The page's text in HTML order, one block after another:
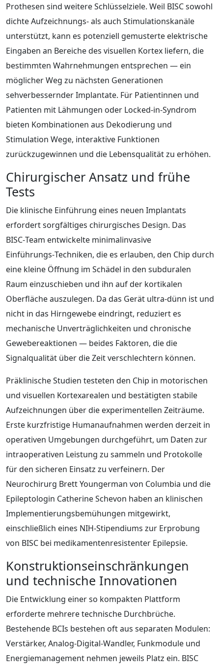
Prothesen sind weitere Schlüsselziele. Weil BISC sowohl
dichte Aufzeichnungs‑ als auch Stimulationskanäle
unterstützt, kann es potenziell gemusterte elektrische
Eingaben an Bereiche des visuellen Kortex liefern, die
bestimmten Wahrnehmungen entsprechen — ein
möglicher Weg zu nächsten Generationen
sehverbessernder Implantate. Für Patientinnen und
Patienten mit Lähmungen oder Locked‑in‑Syndrom
bieten Kombinationen aus Dekodierung und
Stimulation Wege, interaktive Funktionen
zurückzugewinnen und die Lebensqualität zu erhöhen.
Chirurgischer Ansatz und frühe
Tests
Die klinische Einführung eines neuen Implantats
erfordert sorgfältiges chirurgisches Design. Das
BISC‑Team entwickelte minimalinvasive
Einführungs‑Techniken, die es erlauben, den Chip durch
eine kleine Öffnung im Schädel in den subduralen
Raum einzuschieben und ihn auf der kortikalen
Oberfläche auszulegen. Da das Gerät ultra‑dünn ist und
nicht in das Hirngewebe eindringt, reduziert es
mechanische Unverträglichkeiten und chronische
Gewebereaktionen — beides Faktoren, die die
Signalqualität über die Zeit verschlechtern können.
Präklinische Studien testeten den Chip in motorischen
und visuellen Kortexarealen und bestätigten stabile
Aufzeichnungen über die experimentellen Zeiträume.
Erste kurzfristige Humanaufnahmen werden derzeit in
operativen Umgebungen durchgeführt, um Daten zur
intraoperativen Leistung zu sammeln und Protokolle
für den sicheren Einsatz zu verfeinern. Der
Neurochirurg Brett Youngerman von Columbia und die
Epileptologin Catherine Schevon haben an klinischen
Implementierungsbemühungen mitgewirkt,
einschließlich eines NIH‑Stipendiums zur Erprobung
von BISC bei medikamentenresistenter Epilepsie.
Konstruktionseinschränkungen
und technische Innovationen
Die Entwicklung einer so kompakten Plattform
erforderte mehrere technische Durchbrüche.
Bestehende BCIs bestehen oft aus separaten Modulen:
Verstärker, Analog‑Digital‑Wandler, Funkmodule und
Energiemanagement nehmen jeweils Platz ein. BISC